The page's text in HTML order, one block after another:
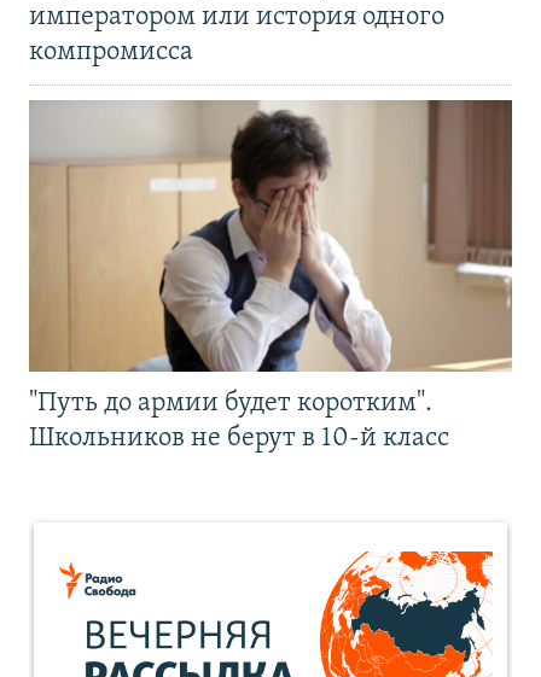
императором или история одного
компромисса
"Путь до армии будет коротким".
Школьников не берут в 10-й класс